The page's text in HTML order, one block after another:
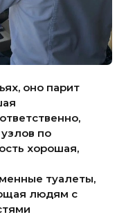
оно парит
по
хорошая,
туалеты,
людям с